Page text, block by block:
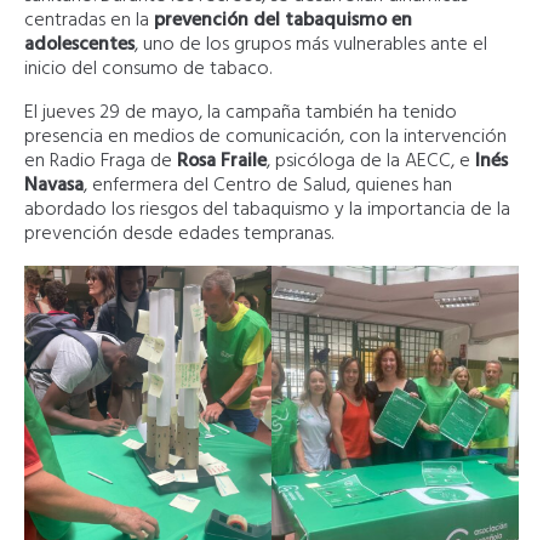
centradas en la prevención del tabaquismo en
adolescentes, uno de los grupos más vulnerables ante el
inicio del consumo de tabaco.
El jueves 29 de mayo, la campaña también ha tenido
presencia en medios de comunicación, con la intervención
en Radio Fraga de Rosa Fraile, psicóloga de la AECC, e Inés
Navasa, enfermera del Centro de Salud, quienes han
abordado los riesgos del tabaquismo y la importancia de la
prevención desde edades tempranas.